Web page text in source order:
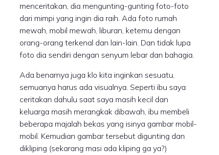
menceritakan, dia mengunting-gunting foto-foto
dari mimpi yang ingin dia raih. Ada foto rumah
mewah, mobil mewah, liburan, ketemu dengan
orang-orang terkenal dan lain-lain. Dan tidak lupa
foto dia sendiri dengan senyum lebar dan bahagia.
Ada benarnya juga klo kita inginkan sesuatu,
semuanya harus ada visualnya. Seperti ibu saya
ceritakan dahulu saat saya masih kecil dan
keluarga masih merangkak dibawah, ibu membeli
beberapa majalah bekas yang isinya gambar mobil-
mobil. Kemudian gambar tersebut digunting dan
dikliping (sekarang masi ada kliping ga ya?)